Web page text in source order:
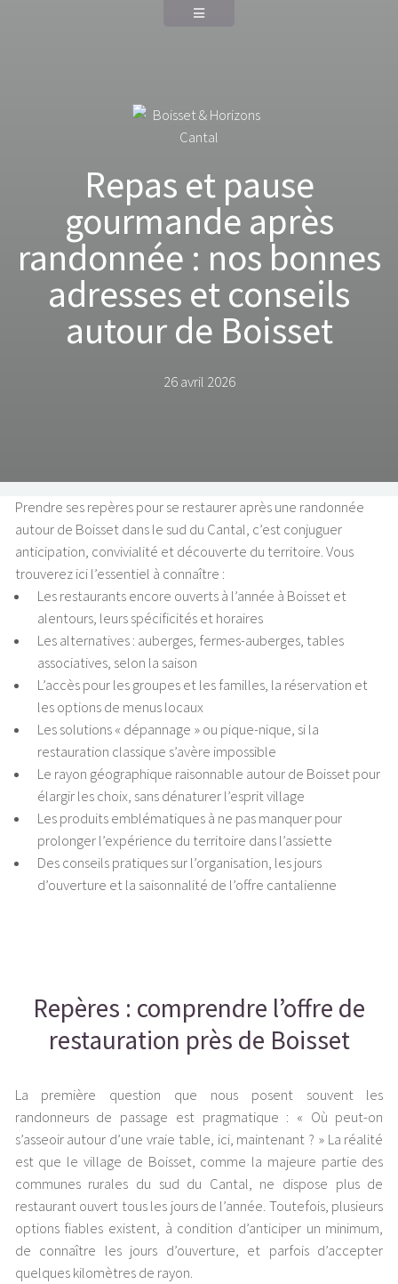
Repas et pause
gourmande après
randonnée : nos bonnes
adresses et conseils
autour de Boisset
26 avril 2026
Prendre ses repères pour se restaurer après une randonnée
autour de Boisset dans le sud du Cantal, c’est conjuguer
anticipation, convivialité et découverte du territoire. Vous
trouverez ici l’essentiel à connaître :
Les restaurants encore ouverts à l’année à Boisset et
alentours, leurs spécificités et horaires
Les alternatives : auberges, fermes-auberges, tables
associatives, selon la saison
L’accès pour les groupes et les familles, la réservation et
les options de menus locaux
Les solutions « dépannage » ou pique-nique, si la
restauration classique s’avère impossible
Le rayon géographique raisonnable autour de Boisset pour
élargir les choix, sans dénaturer l’esprit village
Les produits emblématiques à ne pas manquer pour
prolonger l’expérience du territoire dans l’assiette
Des conseils pratiques sur l’organisation, les jours
d’ouverture et la saisonnalité de l’offre cantalienne
Repères : comprendre l’offre de
restauration près de Boisset
La première question que nous posent souvent les
randonneurs de passage est pragmatique : « Où peut-on
s’asseoir autour d’une vraie table, ici, maintenant ? » La réalité
est que le village de Boisset, comme la majeure partie des
communes rurales du sud du Cantal, ne dispose plus de
restaurant ouvert tous les jours de l’année. Toutefois, plusieurs
options fiables existent, à condition d’anticiper un minimum,
de connaître les jours d’ouverture, et parfois d’accepter
quelques kilomètres de rayon.